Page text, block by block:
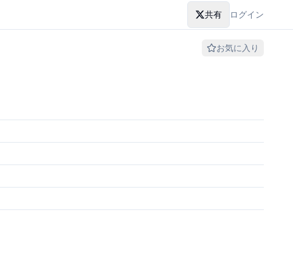
共有 ログイン
お気に入り